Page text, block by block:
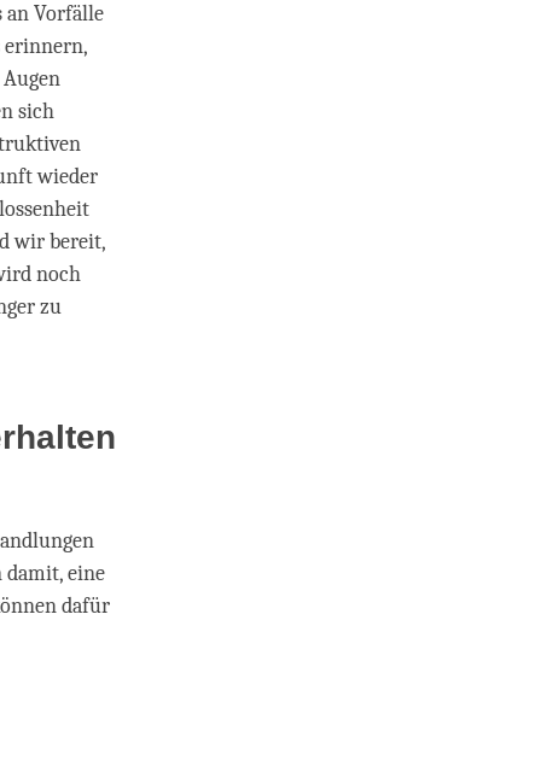
an Vorfälle
erinnern,
sich
wieder
wir bereit,
noch
zu
damit, eine
dafür